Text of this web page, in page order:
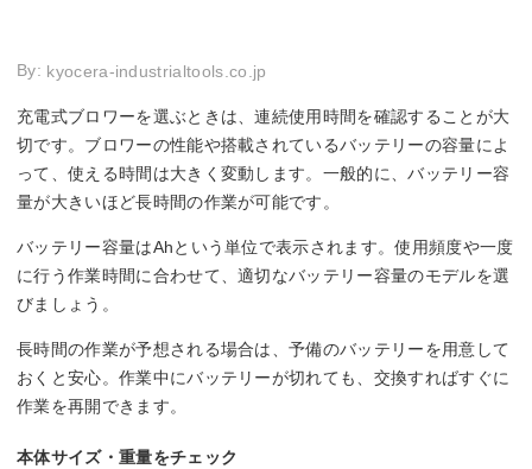
By: kyocera-industrialtools.co.jp
充電式ブロワーを選ぶときは、連続使用時間を確認することが大
切です。ブロワーの性能や搭載されているバッテリーの容量によ
って、使える時間は大きく変動します。一般的に、バッテリー容
量が大きいほど長時間の作業が可能です。
バッテリー容量はAhという単位で表示されます。使用頻度や一度
に行う作業時間に合わせて、適切なバッテリー容量のモデルを選
びましょう。
長時間の作業が予想される場合は、予備のバッテリーを用意して
おくと安心。作業中にバッテリーが切れても、交換すればすぐに
作業を再開できます。
本体サイズ・重量をチェック